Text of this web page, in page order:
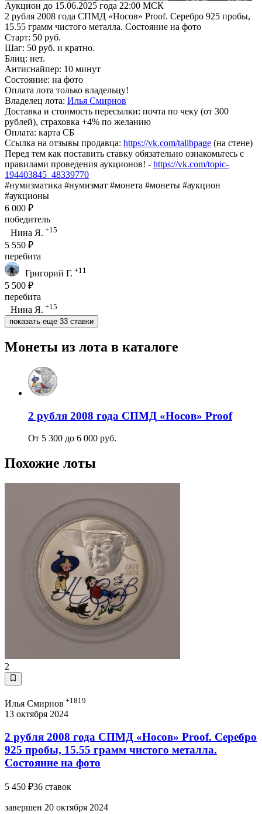
Аукцион до 15.06.2025 года 22:00 МСК
2 рубля 2008 года СПМД «Носов» Proof. Серебро 925 пробы,
15.55 грамм чистого металла. Состояние на фото
Старт: 50 руб.
Шаг: 50 руб. и кратно.
Блиц: нет.
Антиснайпер: 10 минут
Состояние: на фото
Оплата лота только владельцу!
Владелец лота: Илья Смирнов
Доставка и стоимость пересылки: почта по чеку (от 300
рублей), страховка +4% по желанию
Оплата: карта СБ
Ссылка на отзывы продавца: https://vk.com/talibpage (на стене)
Перед тем как поставить ставку обязательно ознакомьтесь с
правилами проведения аукционов! - https://vk.com/topic-
194403845_48339770
#нумизматика #нумизмат #монета #монеты #аукцион
#аукционы
6 000 ₽
победитель
Нина Я. +15
5 550 ₽
перебита
Григорий Г. +11
5 500 ₽
перебита
Нина Я. +15
показать еще 33 ставки
Монеты из лота в каталоге
2 рубля 2008 года СПМД «Носов» Proof
От 5 300 до 6 000 руб.
Похожие лоты
2
Илья Смирнов +1819
13 октября 2024
2 рубля 2008 года СПМД «Носов» Proof. Серебро
925 пробы, 15.55 грамм чистого металла.
Состояние на фото
5 450 ₽36 ставок
завершен 20 октября 2024